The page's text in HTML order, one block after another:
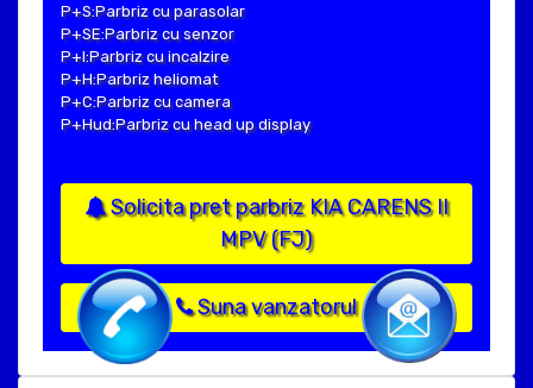
P+S:Parbriz cu parasolar
P+SE:Parbriz cu senzor
P+I:Parbriz cu incalzire
P+H:Parbriz heliomat
P+C:Parbriz cu camera
P+Hud:Parbriz cu head up display
Solicita pret parbriz KIA CARENS II
MPV (FJ)
Suna vanzatorul